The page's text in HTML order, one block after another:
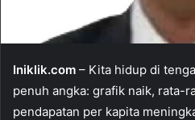
Iniklik.com – Kita hidup di
penuh angka: grafik naik, rata-
pendapatan per kapita